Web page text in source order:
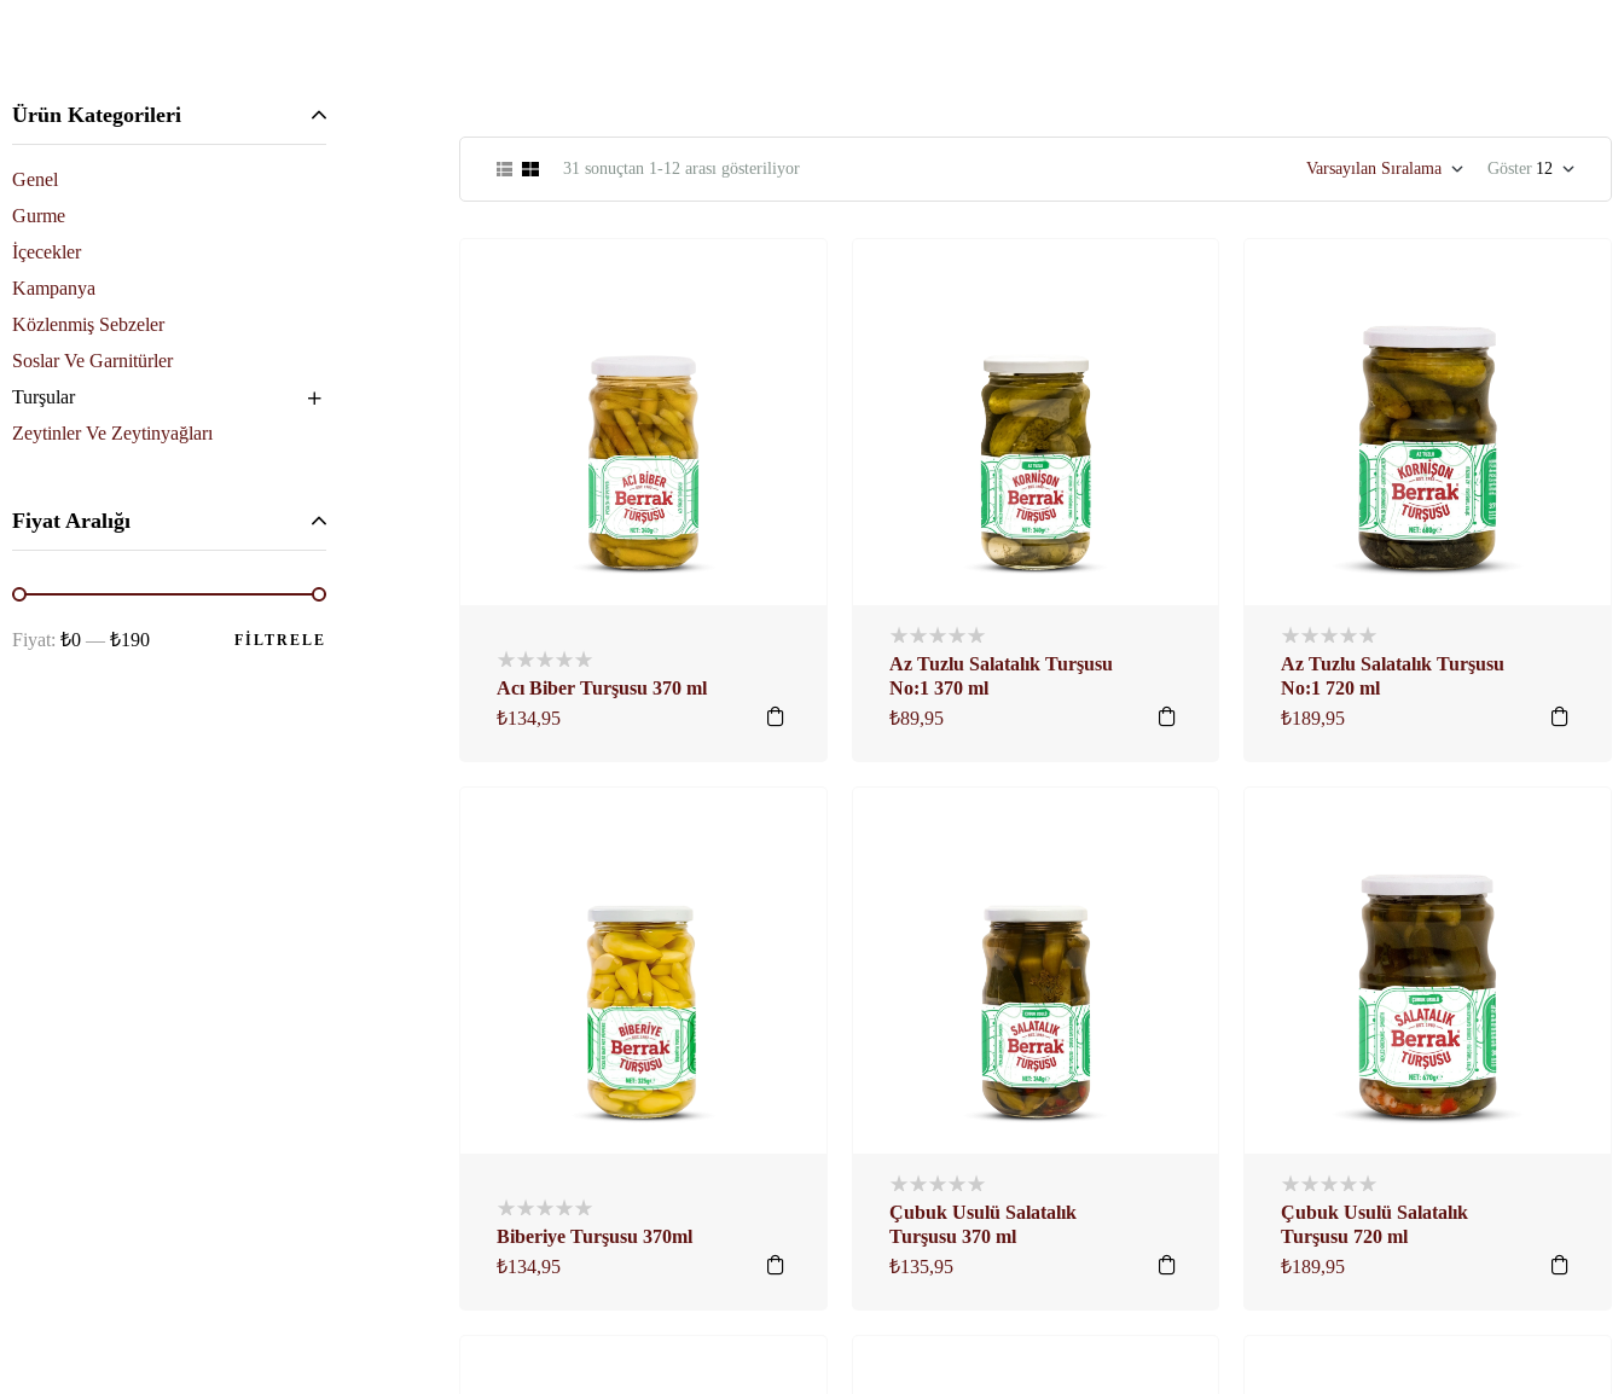
31 sonuçtan 1-12 arası gösteriliyor Varsayılan Sıralama Göster 12
Acı Biber Turşusu 370 ml
₺134,95
Az Tuzlu Salatalık Turşusu
No:1 370 ml
₺89,95
Az Tuzlu Salatalık Turşusu
No:1 720 ml
₺189,95
Biberiye Turşusu 370ml
₺134,95
Çubuk Usulü Salatalık
Turşusu 370 ml
₺135,95
Çubuk Usulü Salatalık
Turşusu 720 ml
₺189,95
Ürün Kategorileri
Genel
Gurme
İçecekler
Kampanya
Közlenmiş Sebzeler
Soslar Ve Garnitürler
Turşular
Zeytinler Ve Zeytinyağları
Fiyat Aralığı
FILTRELE
Fiyat: ₺0 — ₺190